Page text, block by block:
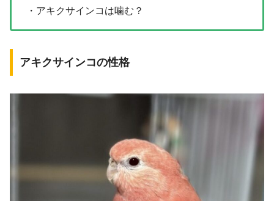
・アキクサインコは噛む？
アキクサインコの性格